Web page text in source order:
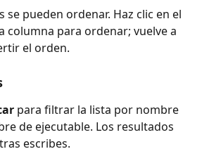
se pueden ordenar. Haz clic en el
columna para ordenar; vuelve a
el orden.
para filtrar la lista por nombre
de ejecutable. Los resultados
escribes.